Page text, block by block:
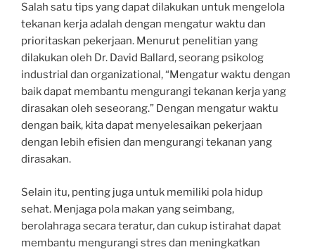
Salah satu tips yang dapat dilakukan untuk mengelola
tekanan kerja adalah dengan mengatur waktu dan
prioritaskan pekerjaan. Menurut penelitian yang
dilakukan oleh Dr. David Ballard, seorang psikolog
industrial dan organizational, “Mengatur waktu dengan
baik dapat membantu mengurangi tekanan kerja yang
dirasakan oleh seseorang.” Dengan mengatur waktu
dengan baik, kita dapat menyelesaikan pekerjaan
dengan lebih efisien dan mengurangi tekanan yang
dirasakan.
Selain itu, penting juga untuk memiliki pola hidup
sehat. Menjaga pola makan yang seimbang,
berolahraga secara teratur, dan cukup istirahat dapat
membantu mengurangi stres dan meningkatkan